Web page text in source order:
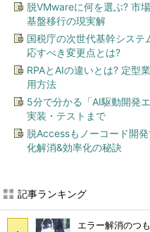
脱VMwareに何を選ぶ? 市
基盤移行の現実解
国税庁の次世代基幹システ
応すべき変更点とは?
RPAとAIの違いとは? 定型
用方法
5分で分かる「AI駆動開発
実装・テストまで
脱Accessもノーコード開
化解消&効率化の秘訣
記事ランキング
エラー解消のつ